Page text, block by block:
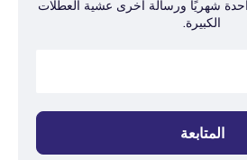
شهريًا ورسالة أخرى عشية العطلات
الكبيرة.
المتابعة